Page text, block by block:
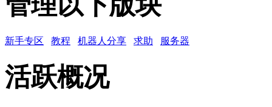
新手专区 教程 机器人分享 求助 服务器
活跃概况